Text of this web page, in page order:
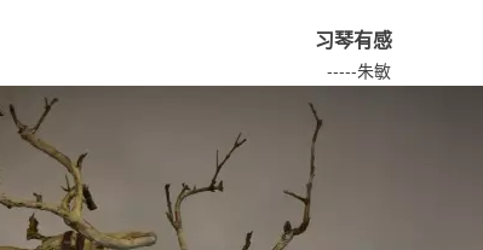
习琴有感
-----朱敏